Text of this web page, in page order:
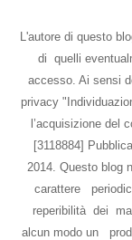
L'autore di questo
di quelli
accesso. Ai sensi
privacy
l’acquisizione del
[3118884]
2014. Questo blog
carattere
reperibilità dei
alcun modo un